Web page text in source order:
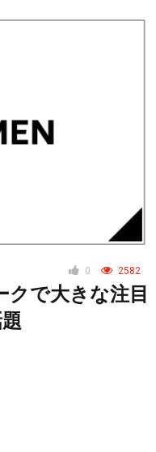
0 2582
クで大きな注目